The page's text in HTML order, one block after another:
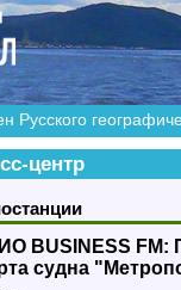
Русского
центр
BUSINESS FM:
судна